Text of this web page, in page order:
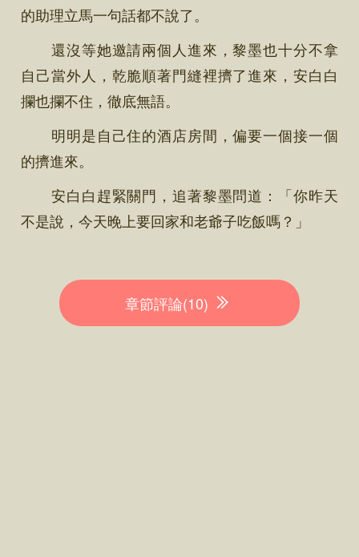
的助理立馬一句話都不說了。
還沒等她邀請兩個人進來，黎墨也十分不拿
自己當外人，乾脆順著門縫裡擠了進來，安白白
攔也攔不住，徹底無語。
明明是自己住的酒店房間，偏要一個接一個
的擠進來。
安白白趕緊關門，追著黎墨問道：「你昨天
不是說，今天晚上要回家和老爺子吃飯嗎？」
章節評論(10)